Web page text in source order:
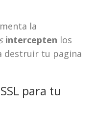
la
intercepten los
destruir tu pagina
para tu